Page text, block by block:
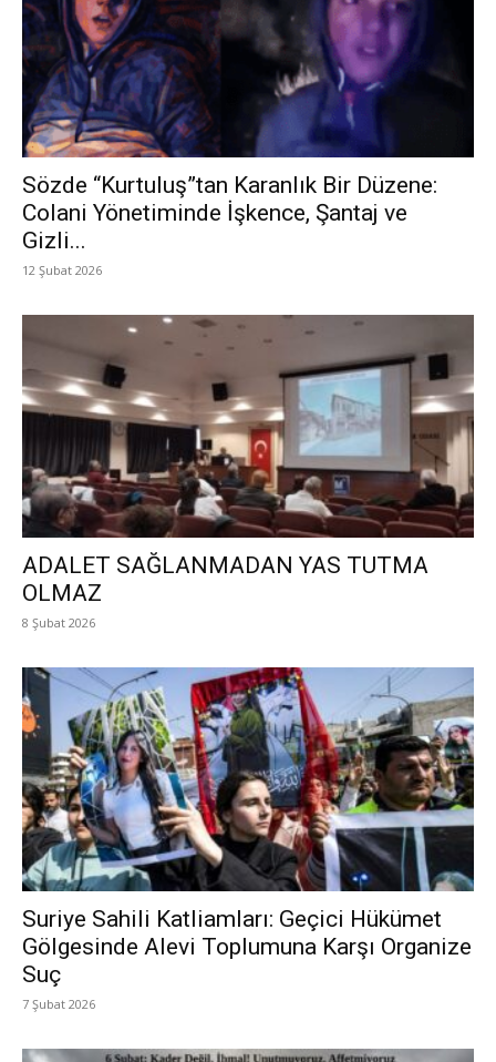
Sözde “Kurtuluş”tan Karanlık Bir Düzene:
Colani Yönetiminde İşkence, Şantaj ve
Gizli...
12 Şubat 2026
ADALET SAĞLANMADAN YAS TUTMA
OLMAZ
8 Şubat 2026
Suriye Sahili Katliamları: Geçici Hükümet
Gölgesinde Alevi Toplumuna Karşı Organize
Suç
7 Şubat 2026